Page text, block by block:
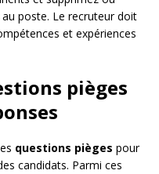
poste. Le recruteur doit
et expériences
pièges
questions pièges pour
candidats. Parmi ces